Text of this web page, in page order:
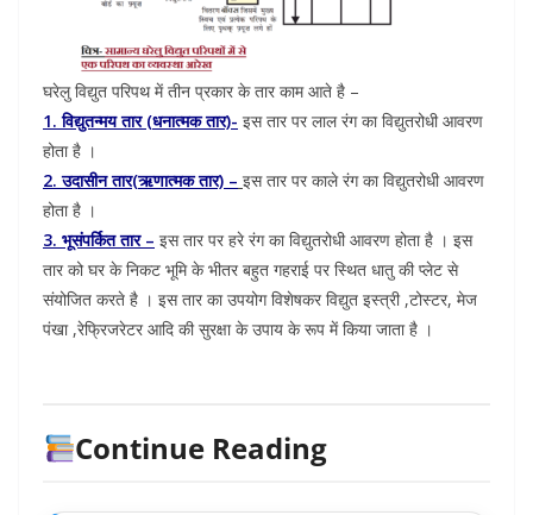
घरेलु विद्युत परिपथ में तीन प्रकार के तार काम आते है –
1. विद्युतन्मय तार (धनात्मक तार)- इस तार पर लाल रंग का विद्युतरोधी आवरण
होता है ।
2. उदासीन तार(ऋणात्मक तार) – इस तार पर काले रंग का विद्युतरोधी आवरण
होता है ।
3. भूसंपर्कित तार – इस तार पर हरे रंग का विद्युतरोधी आवरण होता है । इस
तार को घर के निकट भूमि के भीतर बहुत गहराई पर स्थित धातु की प्लेट से
संयोजित करते है । इस तार का उपयोग विशेषकर विद्युत इस्त्री ,टोस्टर, मेज
पंखा ,रेफ्रिजरेटर आदि की सुरक्षा के उपाय के रूप में किया जाता है ।
Continue Reading